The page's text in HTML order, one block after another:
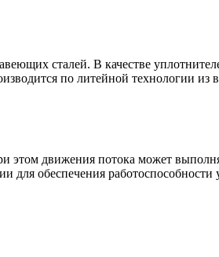
сталей. В качестве
по литейной технологии из
движения потока может
для обеспечения